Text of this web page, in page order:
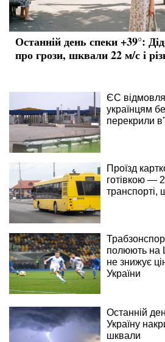
Останній день спеки +39°:
про грози, шквали 22 м/с і
ЄС
українцям
перекрили
Проїзд
готівкою —
транспорті,
полюють на
не знижує
України
Останній
Україну
шквали